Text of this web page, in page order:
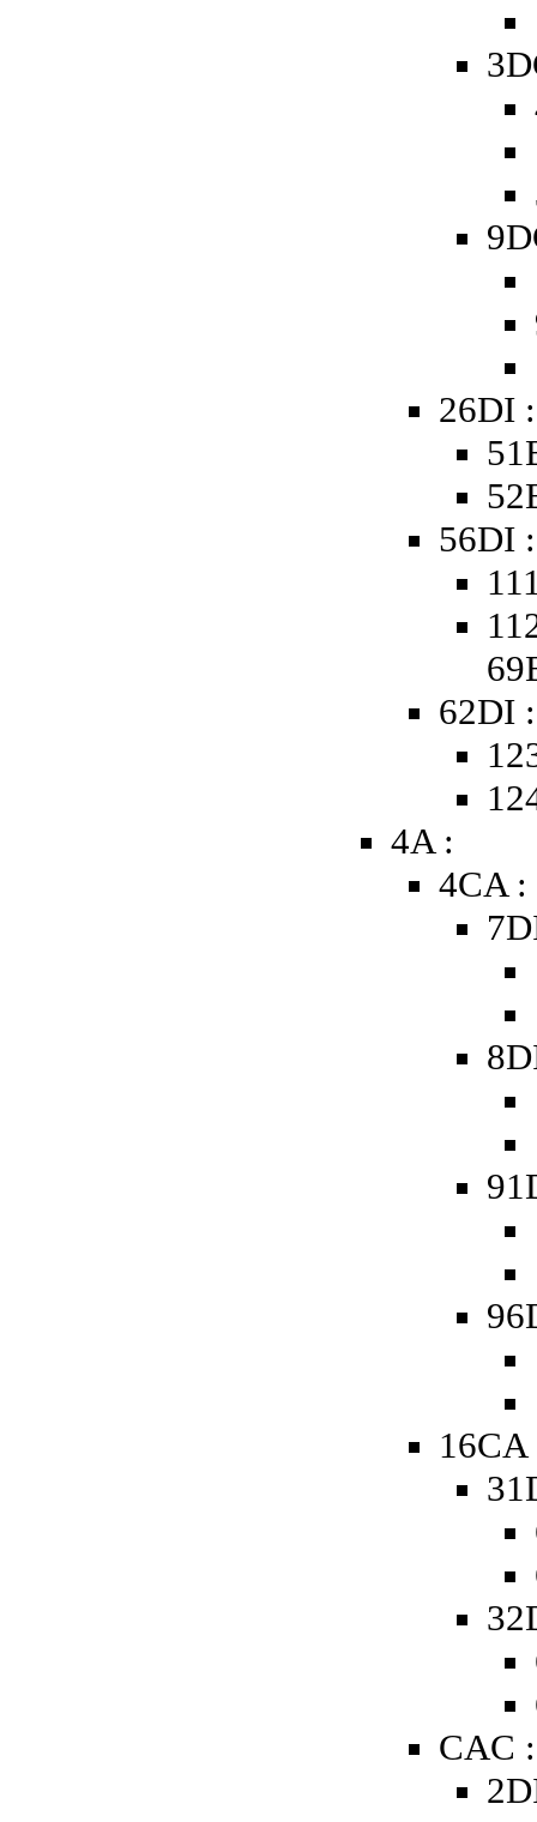
26DI
56DI :
62DI :
4A :
4CA :
CAC